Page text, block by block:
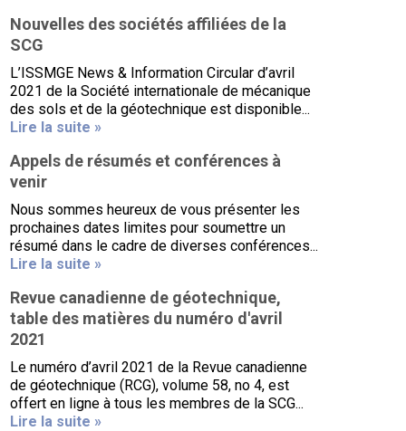
Nouvelles des sociétés affiliées de la
SCG
L’ISSMGE News & Information Circular d’avril
2021 de la Société internationale de mécanique
des sols et de la géotechnique est disponible...
Lire la suite »
Appels de résumés et conférences à
venir
Nous sommes heureux de vous présenter les
prochaines dates limites pour soumettre un
résumé dans le cadre de diverses conférences...
Lire la suite »
Revue canadienne de géotechnique,
table des matières du numéro d'avril
2021
Le numéro d’avril 2021 de la Revue canadienne
de géotechnique (RCG), volume 58, no 4, est
offert en ligne à tous les membres de la SCG...
Lire la suite »